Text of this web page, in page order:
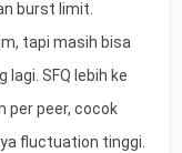
burst limit.
tapi masih bisa
SFQ lebih ke
peer, cocok
fluctuation tinggi.